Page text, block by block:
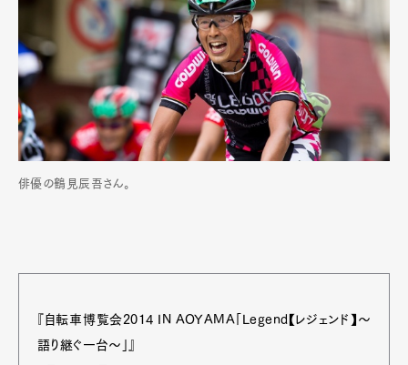
俳優の鶴見辰吾さん。
『自転車博覧会2014 IN AOYAMA「Legend【レジェンド】～
語り継ぐ一台～」』